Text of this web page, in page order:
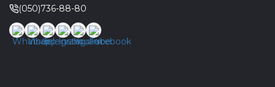
(050)736-88-80